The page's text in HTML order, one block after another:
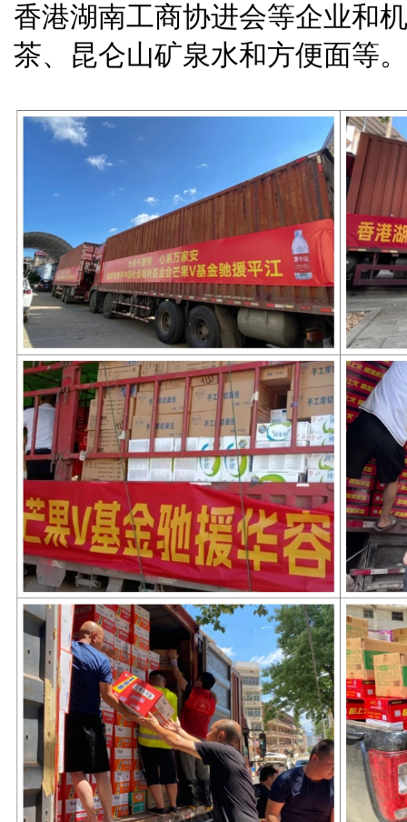
香港湖南工商协进会等企业和
茶、昆仑山矿泉水和方便面等。